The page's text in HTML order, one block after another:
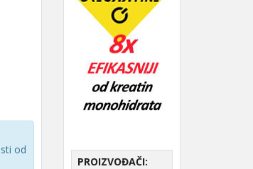
od
PROIZVOĐAČI: